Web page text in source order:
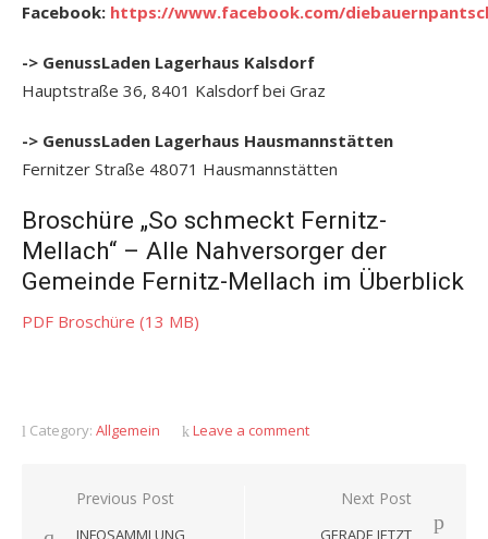
Facebook: https://www.facebook.com/
-> GenussLaden Lagerhaus Kalsdorf
Hauptstraße 36, 8401 Kalsdorf bei Graz
-> GenussLaden Lagerhaus Hausmannstätten
Fernitzer Straße 48071 Hausmannstätten
Broschüre „So schmeckt Fernitz-
Mellach“ – Alle Nahversorger der
Gemeinde Fernitz-Mellach im Überblick
PDF Broschüre (13 MB)
Category: Allgemein Leave a comment
Beitragsnavigation
Previous Post
INFOSAMMLUNG
Next Post
GERADE JETZT